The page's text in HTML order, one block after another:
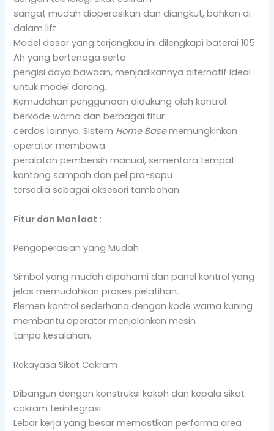
sangat mudah dioperasikan dan diangkut, bahkan di
dalam lift.
Model dasar yang terjangkau ini dilengkapi baterai 105
Ah yang bertenaga serta
pengisi daya bawaan, menjadikannya alternatif ideal
untuk model dorong.
Kemudahan penggunaan didukung oleh kontrol
berkode warna dan berbagai fitur
cerdas lainnya. Sistem Home Basememungkinkan
operator membawa
peralatan pembersih manual, sementara tempat
kantong sampah dan pel pra-sapu
tersedia sebagai aksesori tambahan.
Fitur dan Manfaat :
Pengoperasian yang Mudah
Simbol yang mudah dipahami dan panel kontrol yang
jelas memudahkan proses pelatihan.
Elemen kontrol sederhana dengan kode warna kuning
membantu operator menjalankan mesin
tanpa kesalahan.
Rekayasa Sikat Cakram
Dibangun dengan konstruksi kokoh dan kepala sikat
cakram terintegrasi.
Lebar kerja yang besar memastikan performa area